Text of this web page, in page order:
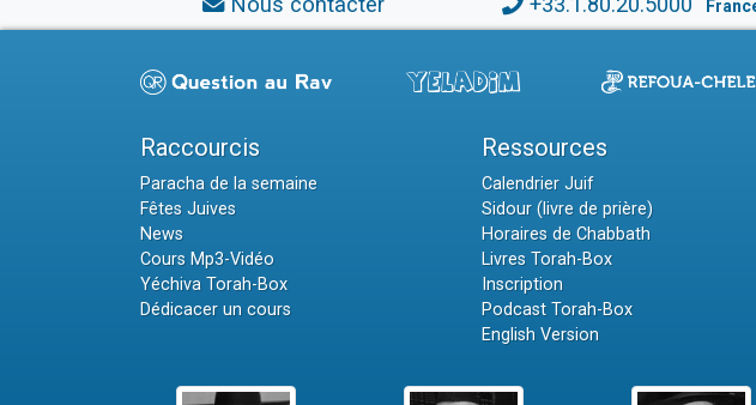
Raccourcis
Paracha de la semaine
Fêtes Juives
News
Cours Mp3-Vidéo
Yéchiva Torah-Box
Dédicacer un cours
Ressources
Calendrier Juif
Sidour (livre de prière)
Horaires de Chabbath
Livres Torah-Box
Inscription
Podcast Torah-Box
English Version